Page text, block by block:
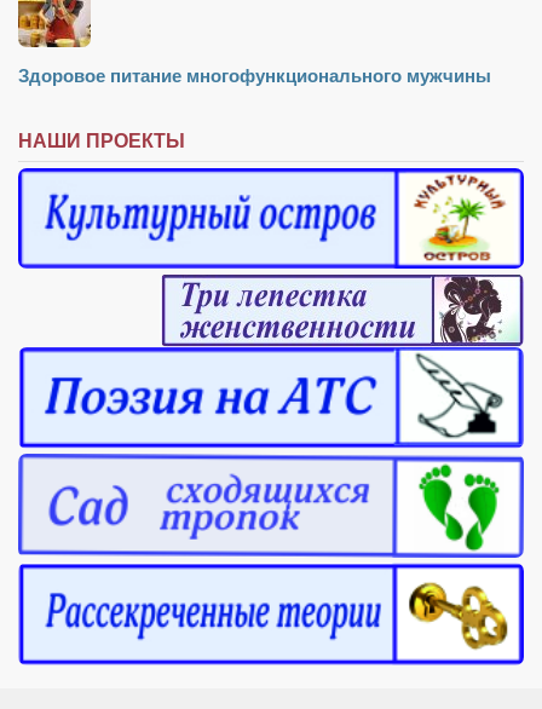
Здоровое питание многофункционального мужчины
НАШИ ПРОЕКТЫ